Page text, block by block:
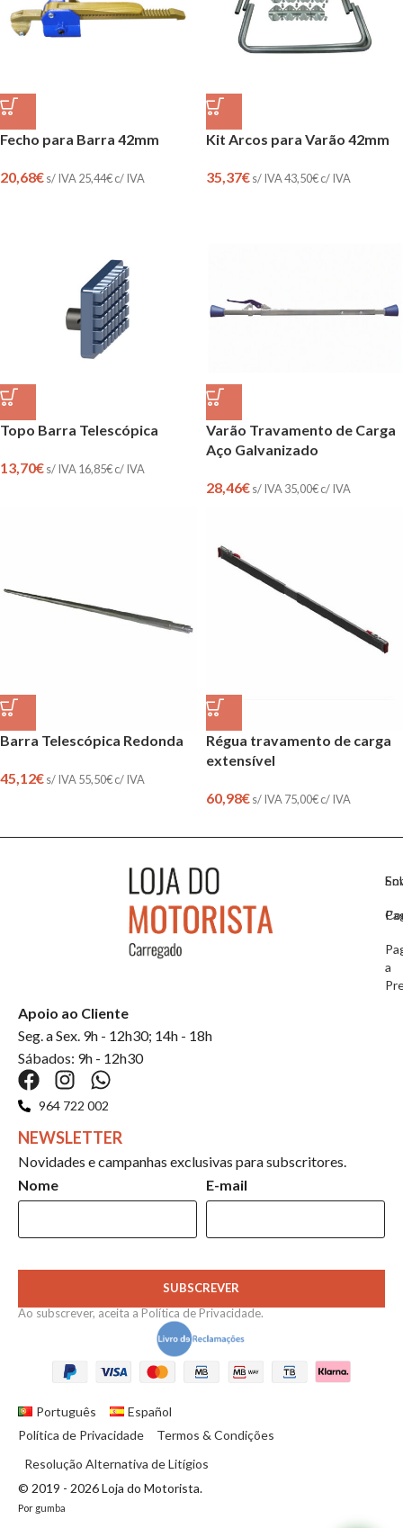
Fecho para Barra 42mm
20,68€s/ IVA 25,44€c/ IVA
Kit Arcos para Varão 42mm
35,37€s/ IVA43,50€c/ IVA
Topo Barra Telescópica
13,70€s/ IVA 16,85€c/ IVA
Varão Travamento de Carga
Aço Galvanizado
28,46€s/ IVA 35,00€c/ IVA
Barra Telescópica Redonda
45,12€s/ IVA 55,50€c/ IVA
Régua travamento de carga
extensível
60,98€s/ IVA 75,00€c/ IVA
a
Apoio ao Cliente
Seg. a Sex. 9h - 12h30; 14h - 18h
Sábados: 9h - 12h30
964 722 002
NEWSLETTER
Novidades e campanhas exclusivas para subscritores.
Nome
E-mail
SUBSCREVER
Ao subscrever, aceita a Política de Privacidade.
© 2019 - 2026 Loja do Motorista.
Por gumba
Português
Español
Política de Privacidade
Termos & Condições
Resolução Alternativa de Litígios